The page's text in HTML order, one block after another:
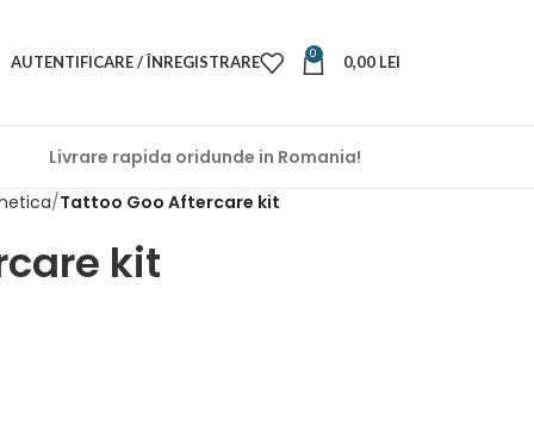
AUTENTIFICARE / ÎNREGISTRARE 0 0,00 LEI
Livrare rapida oridunde in Romania!
Tattoo Goo Aftercare kit
kit